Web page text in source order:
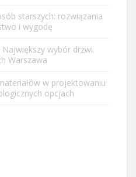
starszych: rozwiązania
i wygodę
wybór drzwi.
Warszawa
w projektowaniu
opcjach